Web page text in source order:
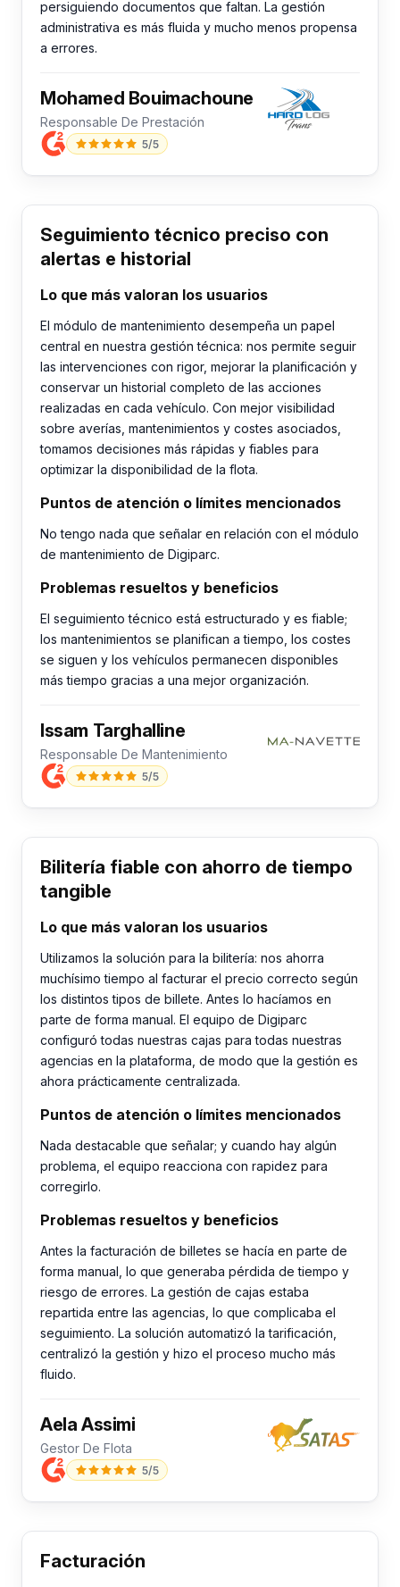
persiguiendo documentos que faltan. La gestión
administrativa es más fluida y mucho menos propensa
a errores.
Mohamed Bouimachoune
Responsable De Prestación
5/5
Seguimiento técnico preciso con
alertas e historial
Lo que más valoran los usuarios
El módulo de mantenimiento desempeña un papel
central en nuestra gestión técnica: nos permite seguir
las intervenciones con rigor, mejorar la planificación y
conservar un historial completo de las acciones
realizadas en cada vehículo. Con mejor visibilidad
sobre averías, mantenimientos y costes asociados,
tomamos decisiones más rápidas y fiables para
optimizar la disponibilidad de la flota.
Puntos de atención o límites mencionados
No tengo nada que señalar en relación con el módulo
de mantenimiento de Digiparc.
Problemas resueltos y beneficios
El seguimiento técnico está estructurado y es fiable;
los mantenimientos se planifican a tiempo, los costes
se siguen y los vehículos permanecen disponibles
más tiempo gracias a una mejor organización.
Issam Targhalline
Responsable De Mantenimiento
5/5
Bilitería fiable con ahorro de tiempo
tangible
Lo que más valoran los usuarios
Utilizamos la solución para la bilitería: nos ahorra
muchísimo tiempo al facturar el precio correcto según
los distintos tipos de billete. Antes lo hacíamos en
parte de forma manual. El equipo de Digiparc
configuró todas nuestras cajas para todas nuestras
agencias en la plataforma, de modo que la gestión es
ahora prácticamente centralizada.
Puntos de atención o límites mencionados
Nada destacable que señalar; y cuando hay algún
problema, el equipo reacciona con rapidez para
corregirlo.
Problemas resueltos y beneficios
Antes la facturación de billetes se hacía en parte de
forma manual, lo que generaba pérdida de tiempo y
riesgo de errores. La gestión de cajas estaba
repartida entre las agencias, lo que complicaba el
seguimiento. La solución automatizó la tarificación,
centralizó la gestión y hizo el proceso mucho más
fluido.
Aela Assimi
Gestor De Flota
5/5
Facturación